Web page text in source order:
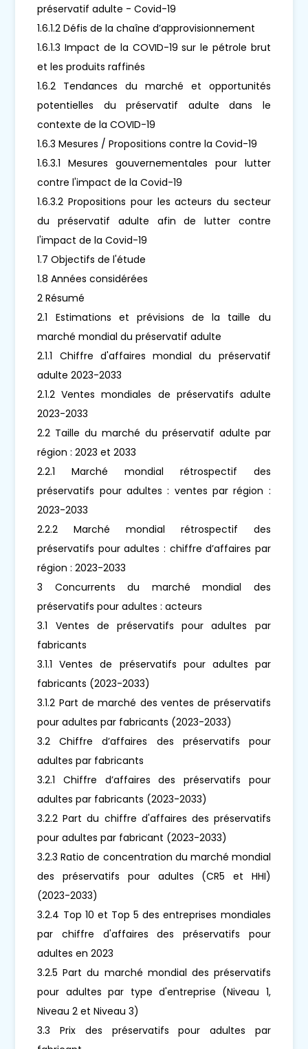
préservatif adulte - Covid-19
1.6.1.2 Défis de la chaîne d’approvisionnement
1.6.1.3 Impact de la COVID-19 sur le pétrole brut
et les produits raffinés
1.6.2 Tendances du marché et opportunités
potentielles du préservatif adulte dans le
contexte de la COVID-19
1.6.3 Mesures / Propositions contre la Covid-19
1.6.3.1 Mesures gouvernementales pour lutter
contre l'impact de la Covid-19
1.6.3.2 Propositions pour les acteurs du secteur
du préservatif adulte afin de lutter contre
l'impact de la Covid-19
1.7 Objectifs de l'étude
1.8 Années considérées
2 Résumé
2.1 Estimations et prévisions de la taille du
marché mondial du préservatif adulte
2.1.1 Chiffre d'affaires mondial du préservatif
adulte 2023-2033
2.1.2 Ventes mondiales de préservatifs adulte
2023-2033
2.2 Taille du marché du préservatif adulte par
région : 2023 et 2033
2.2.1 Marché mondial rétrospectif des
préservatifs pour adultes : ventes par région :
2023-2033
2.2.2 Marché mondial rétrospectif des
préservatifs pour adultes : chiffre d’affaires par
région : 2023-2033
3 Concurrents du marché mondial des
préservatifs pour adultes : acteurs
3.1 Ventes de préservatifs pour adultes par
fabricants
3.1.1 Ventes de préservatifs pour adultes par
fabricants (2023-2033)
3.1.2 Part de marché des ventes de préservatifs
pour adultes par fabricants (2023-2033)
3.2 Chiffre d’affaires des préservatifs pour
adultes par fabricants
3.2.1 Chiffre d’affaires des préservatifs pour
adultes par fabricants (2023-2033)
3.2.2 Part du chiffre d'affaires des préservatifs
pour adultes par fabricant (2023-2033)
3.2.3 Ratio de concentration du marché mondial
des préservatifs pour adultes (CR5 et HHI)
(2023-2033)
3.2.4 Top 10 et Top 5 des entreprises mondiales
par chiffre d'affaires des préservatifs pour
adultes en 2023
3.2.5 Part du marché mondial des préservatifs
pour adultes par type d'entreprise (Niveau 1,
Niveau 2 et Niveau 3)
3.3 Prix des préservatifs pour adultes par